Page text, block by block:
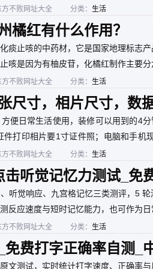
spjyxk.gsxt.gov.cn/ 这个地址把
方不败网址大全 分类： 生活
橘红有什么作用？
痰止咳的中药材，它是国家地理标志
咳是因为有柚皮苷，化橘红制作主要
方不败网址大全 分类： 生活
尺寸，相片尺寸，数
型号对照表一次性列
便日常生活使用，装修可以用到的4
打印相片要1寸证件照；电脑和手机
际码与国标。
方不败网址大全 分类： 生活
听觉记忆力测试_免
听觉响应、九宫格记忆三类测评，5
反应速度与短时记忆能力，也可作为
方不败网址大全 分类： 生活
费打字正确率自测_
文测试，实时统计打字速度、正确率